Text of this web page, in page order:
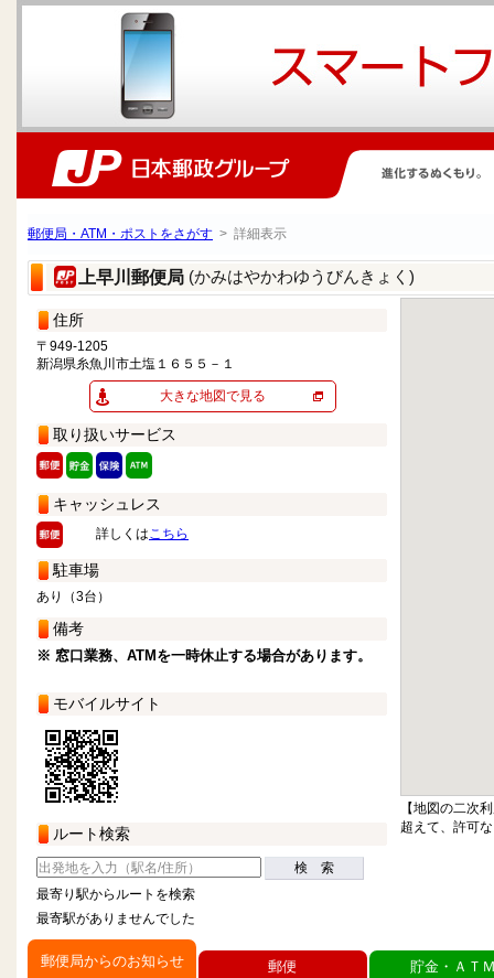
郵便局・ATM・ポストをさがす > 詳細表示
上早川郵便局 (かみはやかわゆうびんきょく)
住所
〒949-1205
新潟県糸魚川市土塩１６５５－１
大きな地図で見る
取り扱いサービス
キャッシュレス
詳しくはこちら
駐車場
あり（3台）
備考
※ 窓口業務、ATMを一時休止する場合があります。
モバイルサイト
ルート検索
検 索
最寄り駅からルートを検索
最寄駅がありませんでした
【地図の二次
超えて、許可
郵便局からのお知らせ 郵便 貯金・ＡＴ